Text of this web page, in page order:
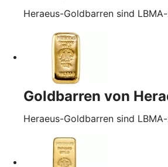
Heraeus-Goldbarren sind
Goldbarren von
Heraeus-Goldbarren sind